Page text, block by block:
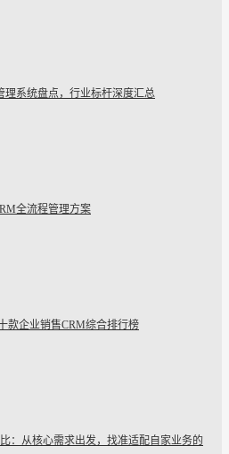
理系统盘点，行业标杆深度汇总
全流程管理方案
款企业销售CRM综合排行榜
：从核心需求出发，找准适配自家业务的